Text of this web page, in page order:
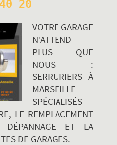
20
VOTRE GARAGE
N’ATTEND
PLUS QUE
NOUS :
SERRURIERS À
MARSEILLE
SPÉCIALISÉS
LE REMPLACEMENT
ET LA
DE GARAGES.